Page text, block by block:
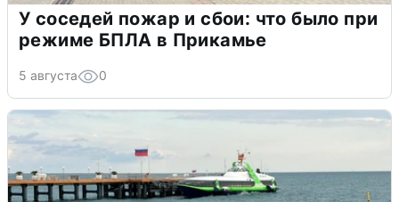
У соседей пожар и сбои: что было при
режиме БПЛА в Прикамье
5 августа 0